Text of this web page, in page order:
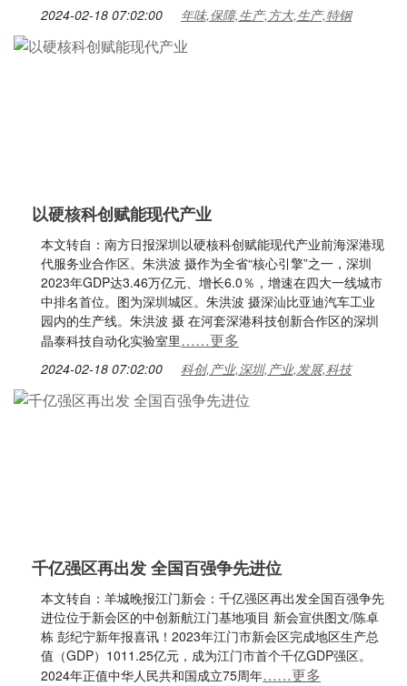
2024-02-18 07:02:00 年味,保障,生产,方大,生产,特钢
以硬核科创赋能现代产业
本文转自：南方日报深圳以硬核科创赋能现代产业前海深港现
代服务业合作区。朱洪波 摄作为全省“核心引擎”之一，深圳
2023年GDP达3.46万亿元、增长6.0％，增速在四大一线城市
中排名首位。图为深圳城区。朱洪波 摄深汕比亚迪汽车工业
园内的生产线。朱洪波 摄 在河套深港科技创新合作区的深圳
晶泰科技自动化实验室里……更多
2024-02-18 07:02:00 科创,产业,深圳,产业,发展,科技
千亿强区再出发 全国百强争先进位
本文转自：羊城晚报江门新会：千亿强区再出发全国百强争先
进位位于新会区的中创新航江门基地项目 新会宣供图文/陈卓
栋 彭纪宁新年报喜讯！2023年江门市新会区完成地区生产总
值（GDP）1011.25亿元，成为江门市首个千亿GDP强区。
2024年正值中华人民共和国成立75周年……更多